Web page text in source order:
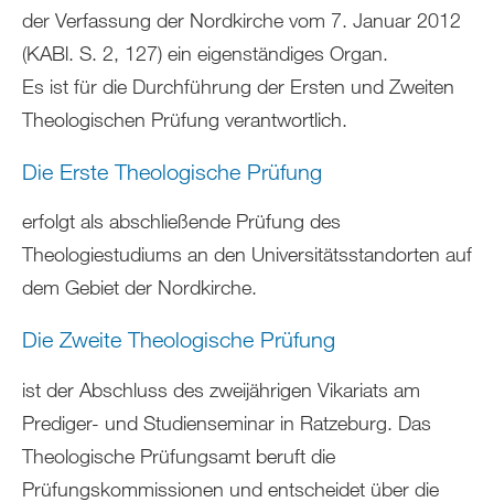
der Verfassung der Nordkirche vom 7. Januar 2012
(KABl. S. 2, 127) ein eigenständiges Organ.
Es ist für die Durchführung der Ersten und Zweiten
Theologischen Prüfung verantwortlich.
Die Erste Theologische Prüfung
erfolgt als abschließende Prüfung des
Theologiestudiums an den Universitätsstandorten auf
dem Gebiet der Nordkirche.
Die Zweite Theologische Prüfung
ist der Abschluss des zweijährigen Vikariats am
Prediger- und Studienseminar in Ratzeburg. Das
Theologische Prüfungsamt beruft die
Prüfungskommissionen und entscheidet über die